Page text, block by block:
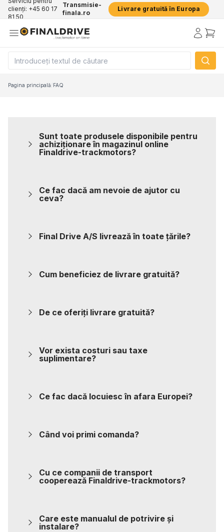
clienți: +45 60 17
81 50
Transmisie-
finala.ro
Livrare gratuită în Europa
Pagina principală/FAQ
Sunt toate produsele disponibile pentru
achiziționare în magazinul online
Finaldrive-trackmotors?
Ce fac dacă am nevoie de ajutor cu
ceva?
Final Drive A/S livrează în toate țările?
Cum beneficiez de livrare gratuită?
De ce oferiți livrare gratuită?
Vor exista costuri sau taxe
suplimentare?
Ce fac dacă locuiesc în afara Europei?
Când voi primi comanda?
Cu ce companii de transport
cooperează Finaldrive-trackmotors?
Care este manualul de potrivire și
instalare?